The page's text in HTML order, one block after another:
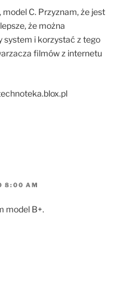
model C. Przyznam, że jest
że można
system i korzystać z tego
filmów z internetu
8:00 AM
model B+.